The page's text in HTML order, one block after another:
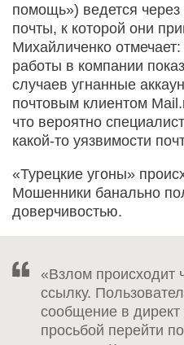
помощь») ведется
почты, к которой они
Михайличенко
работы в компании
случаев угнанные
почтовым клиентом
что вероятно
какой-то уязвимости
«Турецкие угоны»
Мошенники банально
доверчивостью.
«Взлом происходит
ссылку.
сообщение в
просьбой перейти